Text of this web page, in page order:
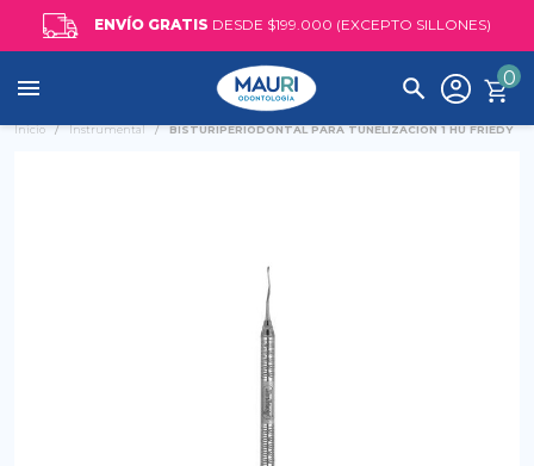
ENVÍO GRATIS DESDE $199.000 (EXCEPTO SILLONES)
 0
Inicio Instrumental BISTURIPERIODONTAL PARA TUNELIZACION 1 HU FRIEDY